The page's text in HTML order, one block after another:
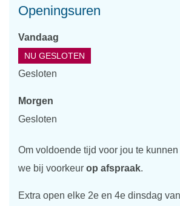
Openingsuren
Vandaag
NU GESLOTEN
Gesloten
Morgen
Gesloten
Om voldoende tijd voor jou te
we bij voorkeur op afspraak.
Extra open elke 2e en 4e dinsdag